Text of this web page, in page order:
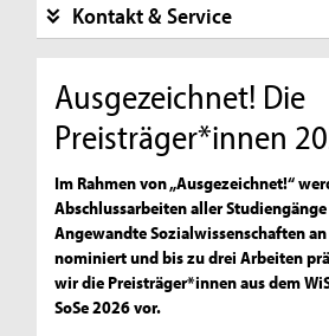
Kontakt & Service
Ausgezeichnet! Die
Preisträger*innen
Im Rahmen von „Ausgezeichnet!“
Abschlussarbeiten aller
Angewandte Sozialwissenschaften
nominiert und bis zu drei Arbeiten
wir die Preisträger*innen aus dem
SoSe 2026 vor.